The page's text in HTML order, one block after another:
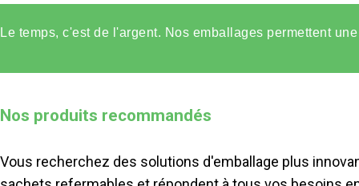
Le temps, c'est de l'argent. Nos emballages permettent
Nos produits recommandés
Vous recherchez des solutions d'emballage plus